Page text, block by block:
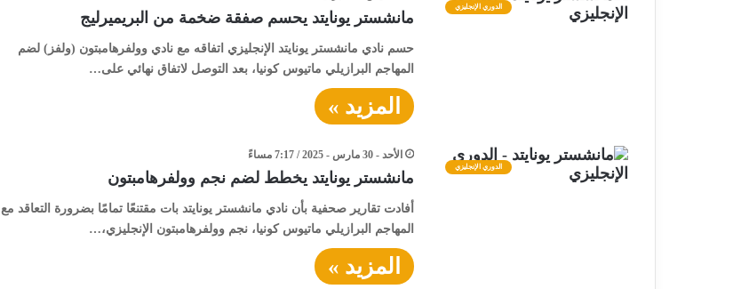
الدوري الإنجليزي
مانشستر يونايتد يحسم صفقة ضخمة من البريميرليج
حسم نادي مانشستر يونايتد الإنجليزي اتفاقه مع نادي وولفرهامبتون (ولفز) لضم
المهاجم البرازيلي ماتيوس كونيا، بعد التوصل لاتفاق نهائي على…
المزيد »
الدوري الإنجليزي
الأحد - 30 مارس - 2025 / 7:17 مساءً
مانشستر يونايتد يخطط لضم نجم وولفرهامبتون
أفادت تقارير صحفية بأن نادي مانشستر يونايتد بات مقتنعًا تمامًا بضرورة التعاقد مع
المهاجم البرازيلي ماتيوس كونيا، نجم وولفرهامبتون الإنجليزي،…
المزيد »